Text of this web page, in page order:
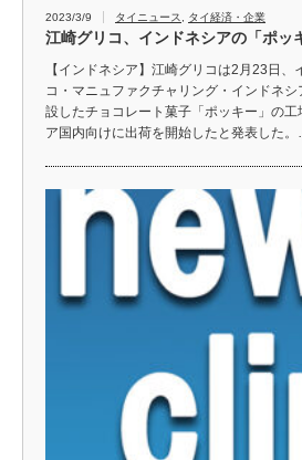
2023/3/9 タイニュース タイ経済・企業
江崎グリコ、インドネシアの「ポッ
【インドネシア】江崎グリコは2月23日、
コ・マニュファクチャリング・インドネ
設したチョコレート菓子「ポッキー」の
ア国内向けに出荷を開始したと発表した。…